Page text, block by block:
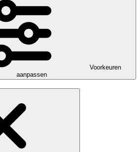
Voorkeuren
aanpassen